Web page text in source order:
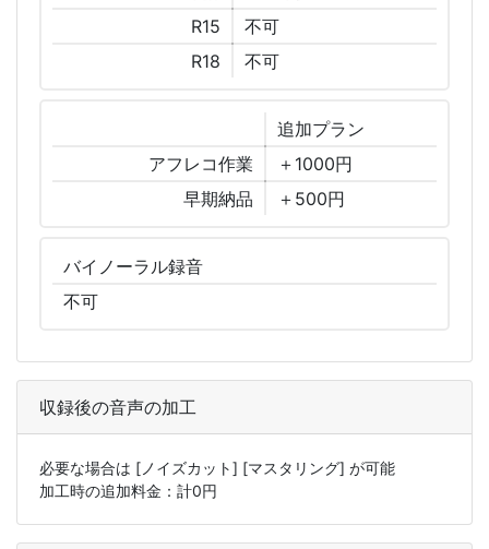
R15
不可
R18
不可
追加プラン
アフレコ作業
＋1000円
早期納品
＋500円
バイノーラル録音
不可
収録後の音声の加工
必要な場合は [ノイズカット] [マスタリング] が可能
加工時の追加料金：計0円